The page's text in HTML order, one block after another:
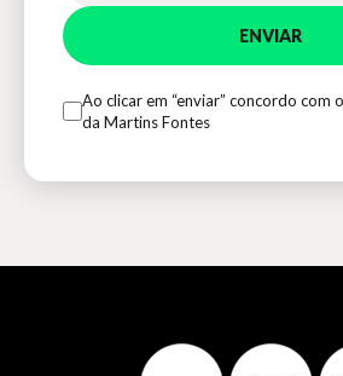
ENVIAR
Ao clicar em “enviar” concordo com
da Martins Fontes